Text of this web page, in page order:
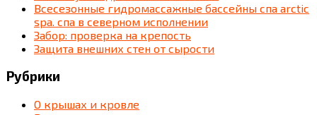
Всесезонные гидромассажные бассейны спа arctic
spa. спа в северном исполнении
Забор: проверка на крепость
Защита внешних стен от сырости
Рубрики
О крышах и кровле